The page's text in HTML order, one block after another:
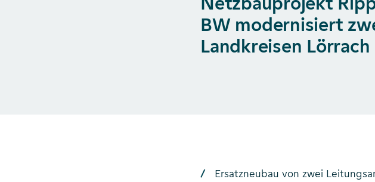
BW modernisiert
Landkreisen
Ersatzneubau von zwei